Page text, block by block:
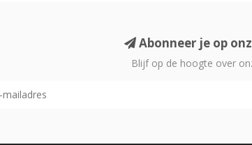
Abonneer je op
Blijf op de hoogte over